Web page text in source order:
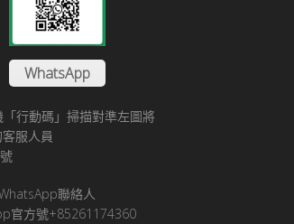
WhatsApp
行動碼」掃描對準左圖將
服人員
聯絡人
官方號+85261174360